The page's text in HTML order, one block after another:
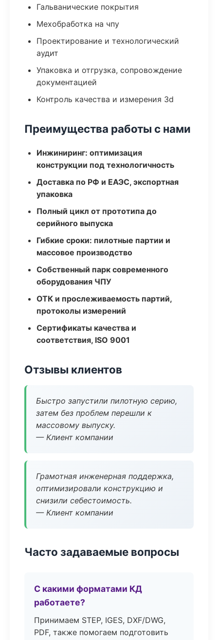
Гальванические покрытия
Мехобработка на чпу
Проектирование и технологический
аудит
Упаковка и отгрузка, сопровождение
документацией
Контроль качества и измерения 3d
Преимущества работы с нами
Инжиниринг: оптимизация
конструкции под технологичность
Доставка по РФ и ЕАЭС, экспортная
упаковка
Полный цикл от прототипа до
серийного выпуска
Гибкие сроки: пилотные партии и
массовое производство
Собственный парк современного
оборудования ЧПУ
ОТК и прослеживаемость партий,
протоколы измерений
Сертификаты качества и
соответствия, ISO 9001
Отзывы клиентов
Быстро запустили пилотную серию,
затем без проблем перешли к
массовому выпуску.
— Клиент компании
Грамотная инженерная поддержка,
оптимизировали конструкцию и
снизили себестоимость.
— Клиент компании
Часто задаваемые вопросы
С какими форматами КД
работаете?
Принимаем STEP, IGES, DXF/DWG,
PDF, также помогаем подготовить